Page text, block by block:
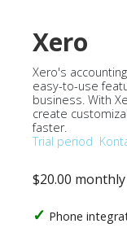
Xero
Xero's
easy-to-use
business. With
create
faster.
Trial period
$20.00 monthly
Phone